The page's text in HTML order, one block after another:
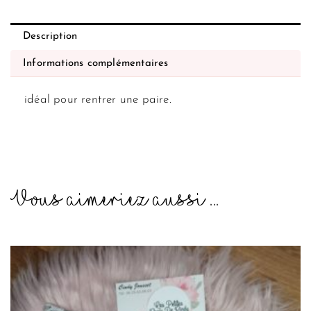
Description
Informations complémentaires
idéal pour rentrer une paire.
Vous aimeriez aussi ...
produit
a
plusieurs